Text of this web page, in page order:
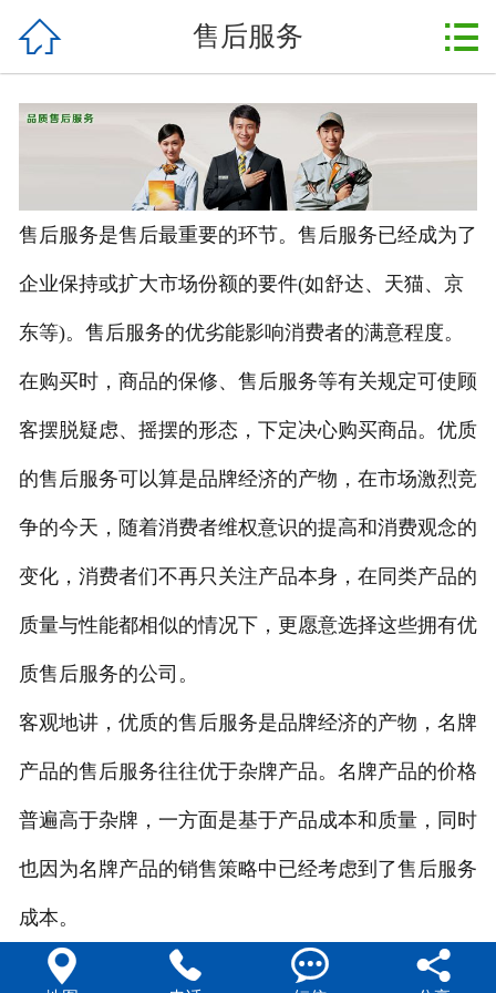
产品展示
新闻动态
设备配件
售后服务
在线留言
联系我们
 售后服务 
售后服务是售后最重要的环节。售后服务已经成为了
企业保持或扩大市场份额的要件(如舒达、天猫、京
东等)。售后服务的优劣能影响消费者的满意程度。
在购买时，商品的保修、售后服务等有关规定可使顾
客摆脱疑虑、摇摆的形态，下定决心购买商品。优质
的售后服务可以算是品牌经济的产物，在市场激烈竞
争的今天，随着消费者维权意识的提高和消费观念的
变化，消费者们不再只关注产品本身，在同类产品的
质量与性能都相似的情况下，更愿意选择这些拥有优
质售后服务的公司。
客观地讲，优质的售后服务是品牌经济的产物，名牌
产品的售后服务往往优于杂牌产品。名牌产品的价格
普遍高于杂牌，一方面是基于产品成本和质量，同时
也因为名牌产品的销售策略中已经考虑到了售后服务
成本。
   